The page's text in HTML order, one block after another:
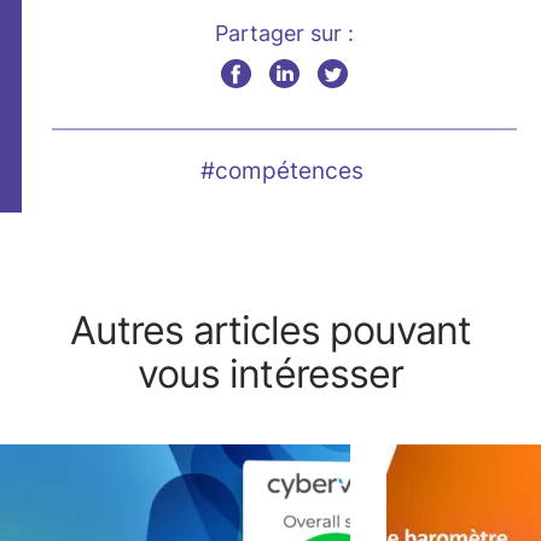
Partager sur :
#compétences
Autres articles pouvant
vous intéresser